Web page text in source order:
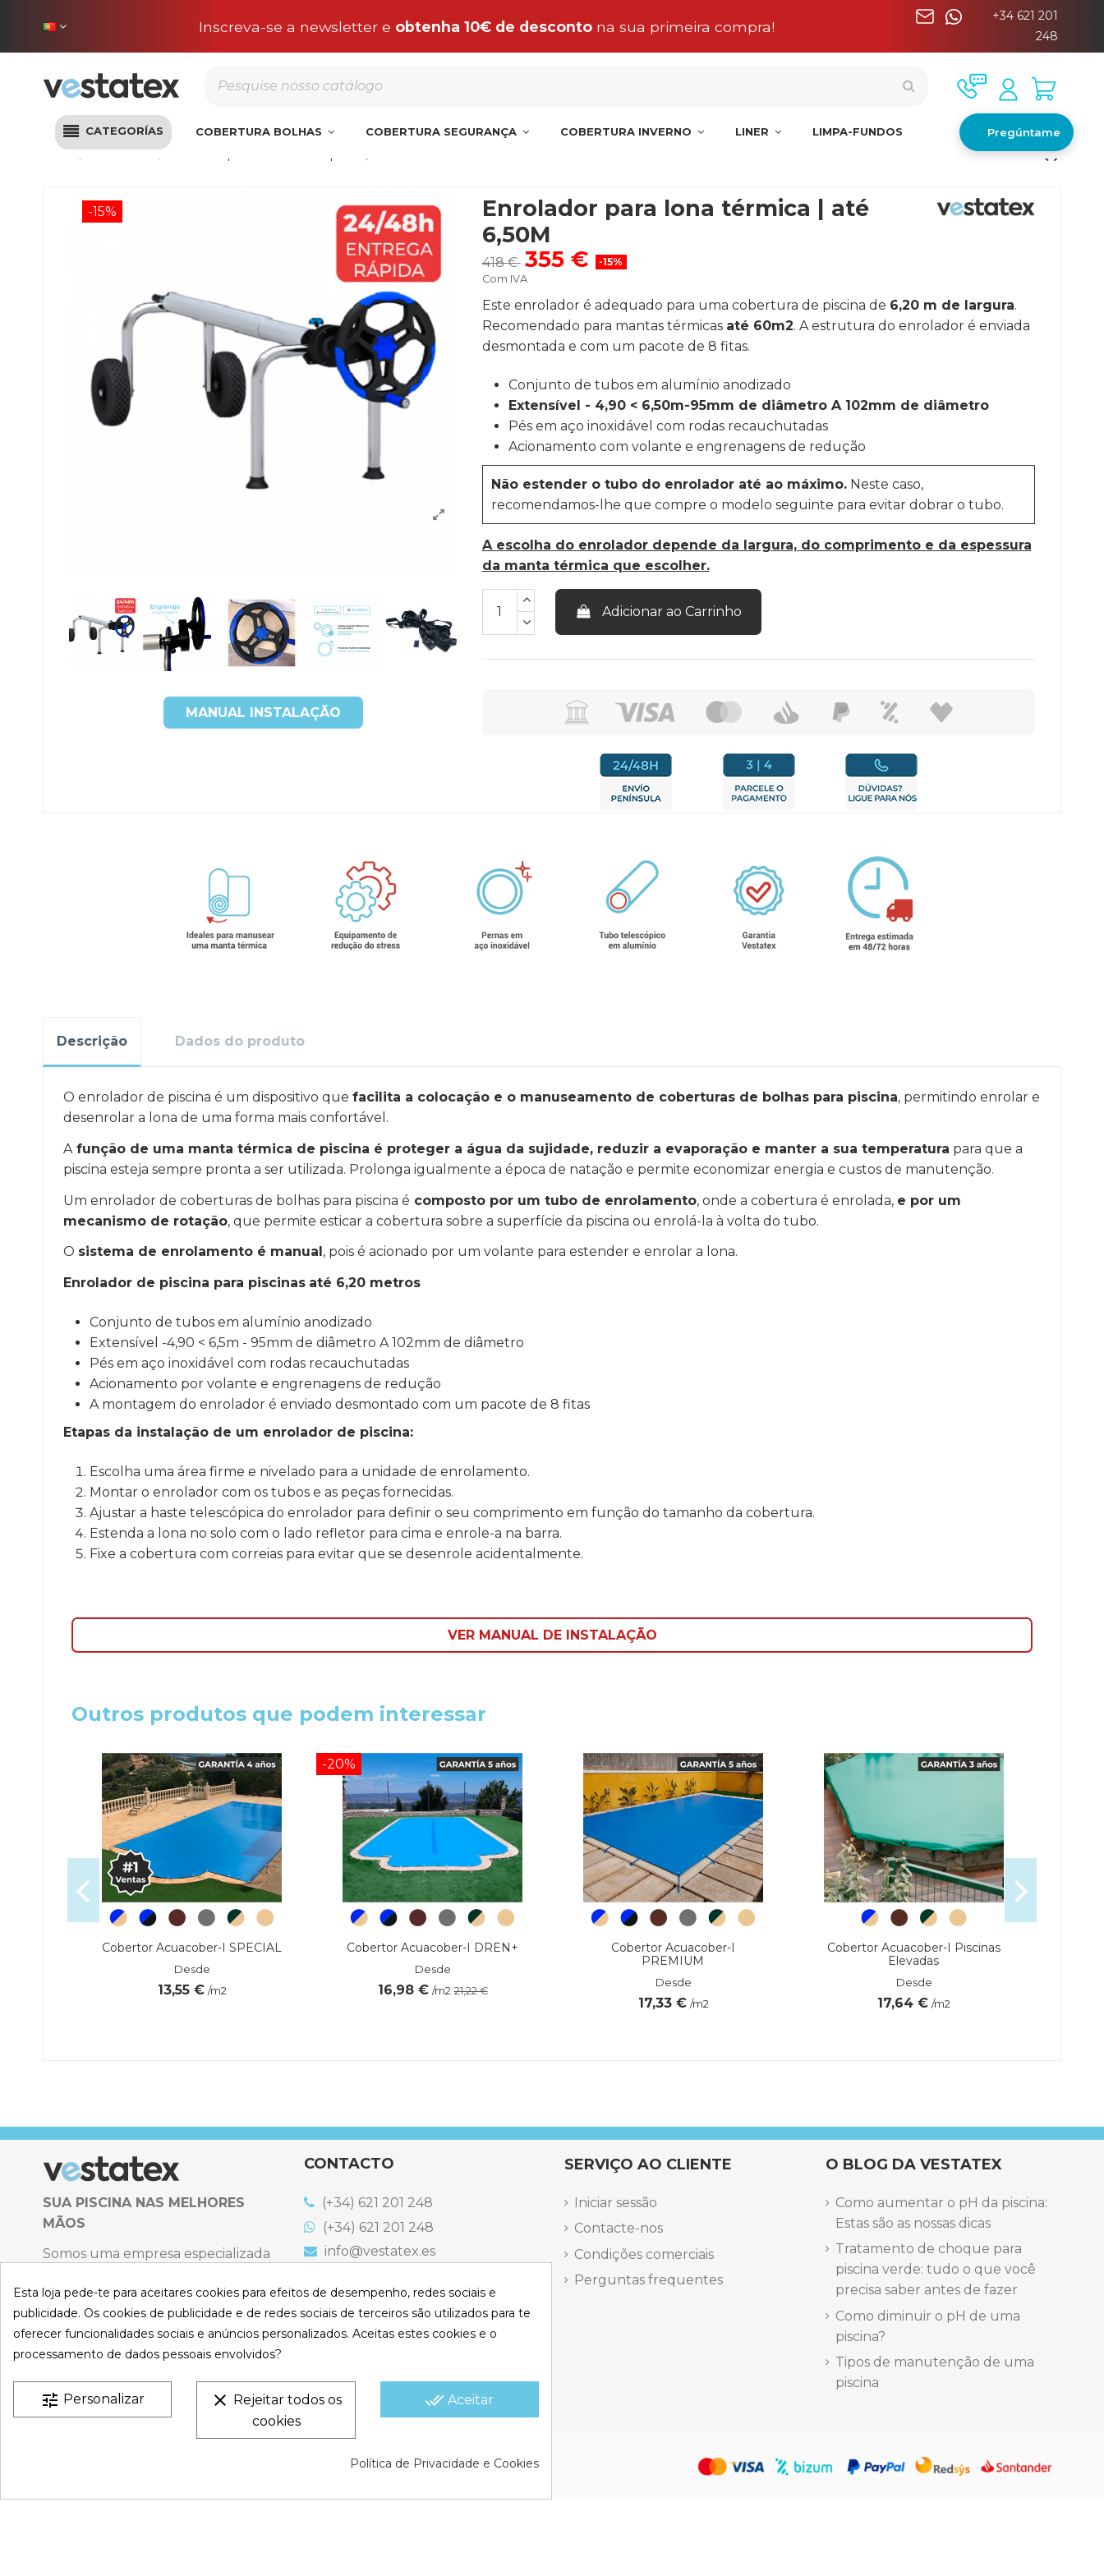
Portes incluídos na sua encomenda de manta, cobertura o liner para a Península
+34 621 201
248
CATEGORÍAS COBERTURA BOLHAS COBERTURA SEGURANÇA COBERTURA INVERNO LINER LIMPA-FUNDOS Pregúntame
Início Acessórios
-15%
MANUAL INSTALAÇÃO
Enrolador para lona térmica | até
6,50M
418 € 355 €
-15%
Com IVA
Este enrolador é adequado para uma cobertura de piscina de 6,20 m de largura.
Recomendado para mantas térmicas até 60m2. A estrutura do enrolador é enviada
desmontada e com um pacote de 8 fitas.
Conjunto de tubos em alumínio anodizado
Extensível - 4,90 < 6,50m-95mm de diâmetro A 102mm de diâmetro
Pés em aço inoxidável com rodas recauchutadas
Acionamento com volante e engrenagens de redução
Não estender o tubo do enrolador até ao máximo.Neste caso,
recomendamos-lhe que compre o modelo seguinte para evitar dobrar o tubo.
A escolha do enrolador depende da largura, do comprimento e da espessura
da manta térmica que escolher.
Adicionar ao Carrinho
Descrição Dados do produto
O enrolador de piscina é um dispositivo que facilita a colocação e o manuseamento de coberturas de bolhas para piscina, permitindo enrolar e
desenrolar a lona de uma forma mais confortável.
A função de uma manta térmica de piscina é proteger a água da sujidade, reduzir a evaporação e manter a sua temperatura para que a
piscina esteja sempre pronta a ser utilizada. Prolonga igualmente a época de natação e permite economizar energia e custos de manutenção.
Um enrolador de coberturas de bolhas para piscina é composto por um tubo de enrolamento, onde a cobertura é enrolada, e por um
mecanismo de rotação, que permite esticar a cobertura sobre a superfície da piscina ou enrolá-la à volta do tubo.
O sistema de enrolamento é manual , pois é acionado por um volante para estender e enrolar a lona.
Enrolador de piscina para piscinas até 6,20 metros
Conjunto de tubos em alumínio anodizado
Extensível -4,90 < 6,5m - 95mm de diâmetro A 102mm de diâmetro
Pés em aço inoxidável com rodas recauchutadas
Acionamento por volante e engrenagens de redução
A montagem do enrolador é enviado desmontado com um pacote de 8 fitas
Etapas da instalação de um enrolador de piscina:
Escolha uma área firme e nivelado para a unidade de enrolamento.
Montar o enrolador com os tubos e as peças fornecidas.
Ajustar a haste telescópica do enrolador para definir o seu comprimento em função do tamanho da cobertura.
Estenda a lona no solo com o lado refletor para cima e enrole-a na barra.
Fixe a cobertura com correias para evitar que se desenrole acidentalmente.
VER MANUAL DE INSTALAÇÃO
Outros produtos que podem interessar
Cobertor Acuacober-I SPECIAL
Desde
13,55 € /m2
-20%
Cobertor Acuacober-I DREN+
Desde
16,98 € /m2 21,22 €
Cobertor Acuacober-I
PREMIUM
Desde
17,33 € /m2
Cobertor Acuacober-I Piscinas
Elevadas
Desde
17,64 € /m2
FUNCIONALIDADE Pegar ou esticar a manta térmica
Marca
Referência
SUA PISCINA NAS MELHORES
MÃOS
Somos uma empresa especializada
piscinas e produtos de filtração,
climatização, limpeza e desinfeção
para piscinas privadas privadas.
CONTACTO
(+34) 621 201 248
(+34) 621 201 248
info@vestatex.es
España
Bulevard dels Musics, 11 | Alicante,
De 9:00 a 15:30 h.
SERVIÇO AO CLIENTE
Iniciar sessão
Contacte-nos
Condições comerciais
Perguntas frequentes
O BLOG DA VESTATEX
Como aumentar o pH da piscina:
Estas são as nossas dicas
Tratamento de choque para
piscina verde: tudo o que você
precisa saber antes de fazer
Como diminuir o pH de uma
piscina?
Tipos de manutenção de uma
piscina
Termos e Condições | Política de Cookies |
Política de
Esta loja pede-te para aceitares cookies para efeitos de desempenho, redes sociais e
publicidade. Os cookies de publicidade e de redes sociais de terceiros são utilizados para te
oferecer funcionalidades sociais e anúncios personalizados. Aceitas estes cookies e o
processamento de dados pessoais envolvidos?
done_all Aceitar
clear Rejeitar todos os
cookies
tune Personalizar
Política de Privacidade e Cookies